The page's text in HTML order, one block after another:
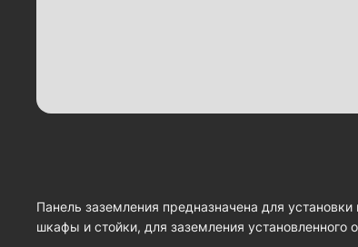
Панель заземления предназначена для
шкафы и стойки, для заземления установленного